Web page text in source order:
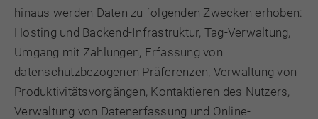
hinaus werden Daten zu folgenden Zwecken erhoben:
Hosting und Backend-Infrastruktur, Tag-Verwaltung,
Umgang mit Zahlungen, Erfassung von
datenschutzbezogenen Präferenzen, Verwaltung von
Produktivitätsvorgängen, Kontaktieren des Nutzers,
Verwaltung von Datenerfassung und Online-